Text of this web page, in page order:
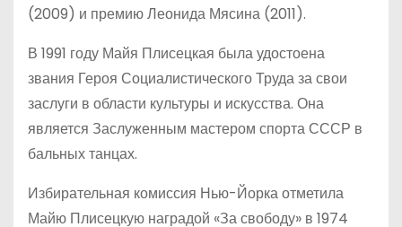
(2009) и премию Леонида Мясина (2011).
В 1991 году Майя Плисецкая была удостоена
звания Героя Социалистического Труда за свои
заслуги в области культуры и искусства. Она
является Заслуженным мастером спорта СССР в
бальных танцах.
Избирательная комиссия Нью-Йорка отметила
Майю Плисецкую наградой «За свободу» в 1974